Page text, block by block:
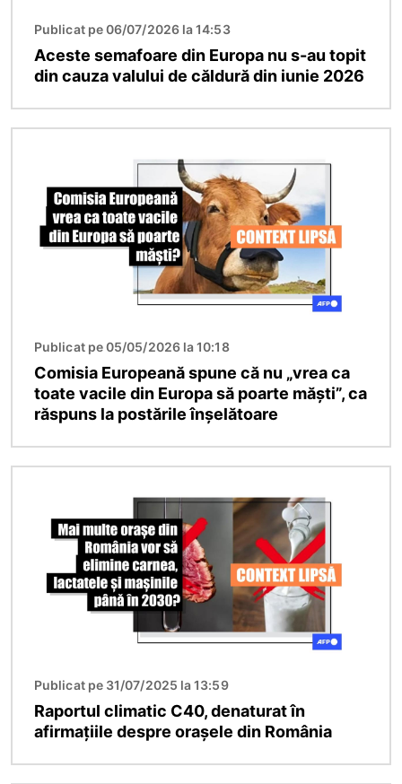
Publicat pe 06/07/2026 la 14:53
Aceste semafoare din Europa nu s-au topit
din cauza valului de căldură din iunie 2026
Publicat pe 05/05/2026 la 10:18
Comisia Europeană spune că nu „vrea ca
toate vacile din Europa să poarte măști”, ca
răspuns la postările înșelătoare
Publicat pe 31/07/2025 la 13:59
Raportul climatic C40, denaturat în
afirmațiile despre orașele din România